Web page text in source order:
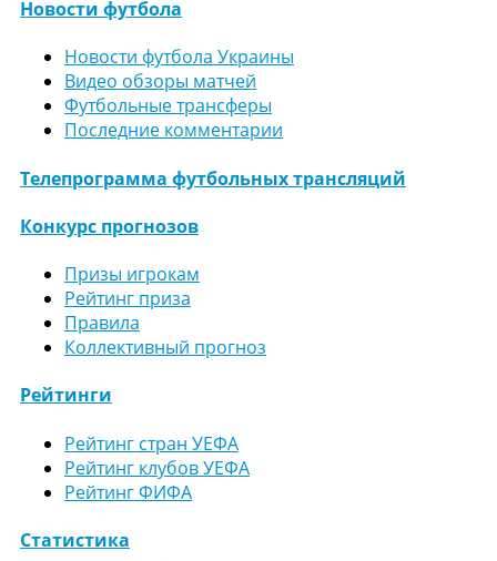
Новости футбола
Новости футбола Украины
Видео обзоры матчей
Футбольные трансферы
Последние комментарии
Телепрограмма футбольных трансляций
Конкурс прогнозов
Призы игрокам
Рейтинг приза
Правила
Коллективный прогноз
Рейтинги
Рейтинг стран УЕФА
Рейтинг клубов УЕФА
Рейтинг ФИФА
Статистика